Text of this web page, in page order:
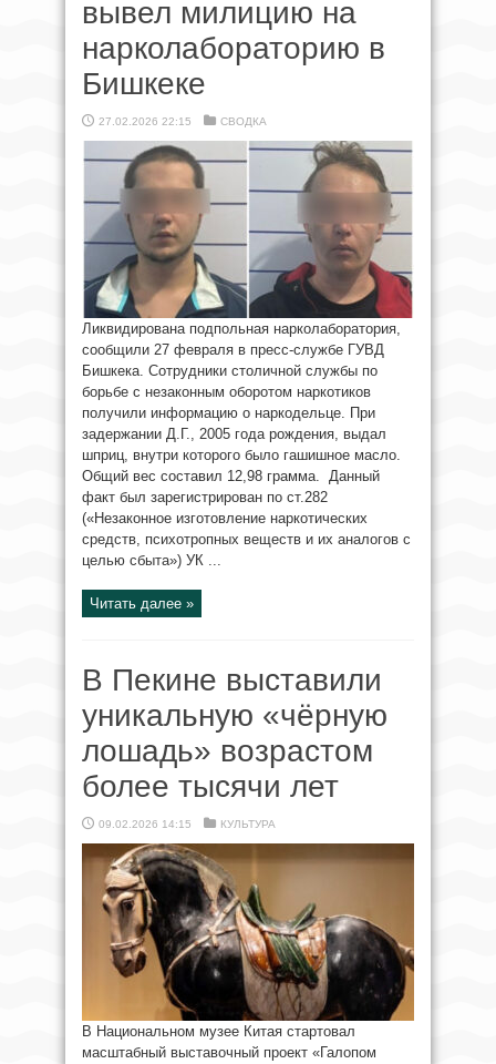
вывел милицию на
нарколабораторию в
Бишкеке
27.02.2026 22:15 СВОДКА
Ликвидирована подпольная нарколаборатория,
сообщили 27 февраля в пресс-службе ГУВД
Бишкека. Сотрудники столичной службы по
борьбе с незаконным оборотом наркотиков
получили информацию о наркодельце. При
задержании Д.Г., 2005 года рождения, выдал
шприц, внутри которого было гашишное масло.
Общий вес составил 12,98 грамма. Данный
факт был зарегистрирован по ст.282
(«Незаконное изготовление наркотических
средств, психотропных веществ и их аналогов с
целью сбыта») УК ...
Читать далее »
В Пекине выставили
уникальную «чёрную
лошадь» возрастом
более тысячи лет
09.02.2026 14:15 КУЛЬТУРА
В Национальном музее Китая стартовал
масштабный выставочный проект «Галопом